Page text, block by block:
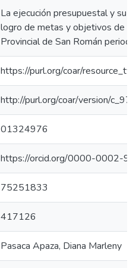
La ejecución presupuestal y su
logro de metas y objetivos de la
Provincial de San Román
https://purl.org/coar/
http://purl.org/coar/version/
01324976
https://orcid.org/0000-0002-
75251833
417126
Pasaca Apaza, Diana Marleny